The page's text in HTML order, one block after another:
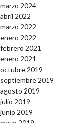
marzo 2024
abril 2022
marzo 2022
enero 2022
febrero 2021
enero 2021
octubre 2019
septiembre 2019
agosto 2019
julio 2019
junio 2019